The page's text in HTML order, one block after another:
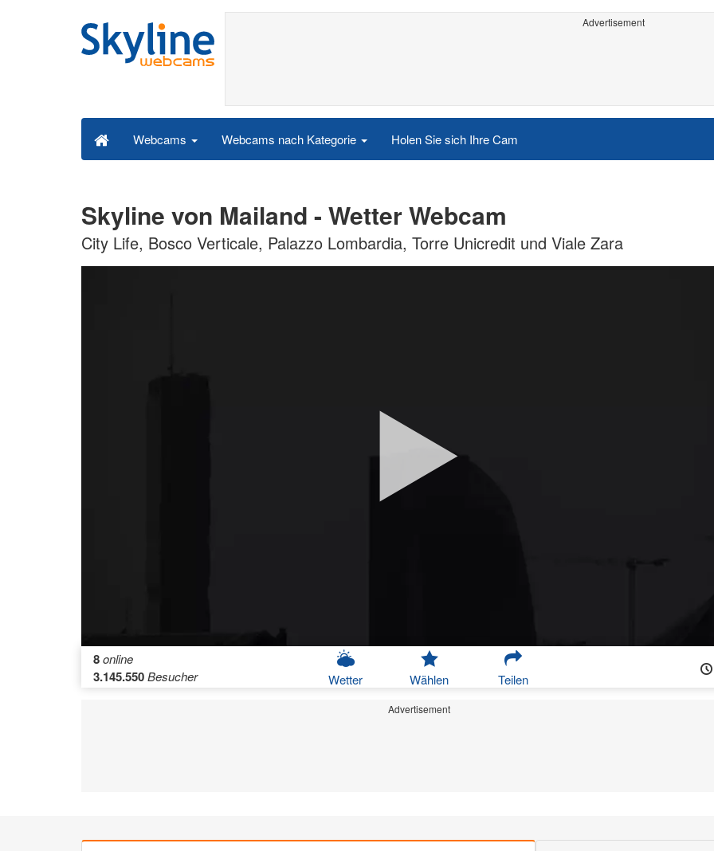
Advertisement
Webcams Webcams nach Kategorie Holen Sie sich Ihre Cam
Skyline von Mailand - Wetter Webcam
City Life, Bosco Verticale, Palazzo Lombardia, Torre Unicredit und Viale Zara
8online
3.145.550Besucher Wetter Wählen Teilen
Advertisement